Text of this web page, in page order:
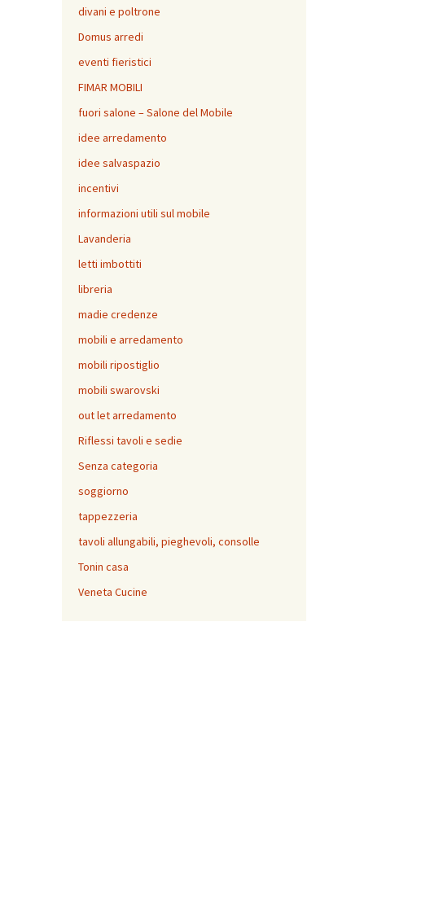
divani e poltrone
Domus arredi
eventi fieristici
FIMAR MOBILI
fuori salone – Salone del Mobile
idee arredamento
idee salvaspazio
incentivi
informazioni utili sul mobile
Lavanderia
letti imbottiti
libreria
madie credenze
mobili e arredamento
mobili ripostiglio
mobili swarovski
out let arredamento
Riflessi tavoli e sedie
Senza categoria
soggiorno
tappezzeria
tavoli allungabili, pieghevoli, consolle
Tonin casa
Veneta Cucine